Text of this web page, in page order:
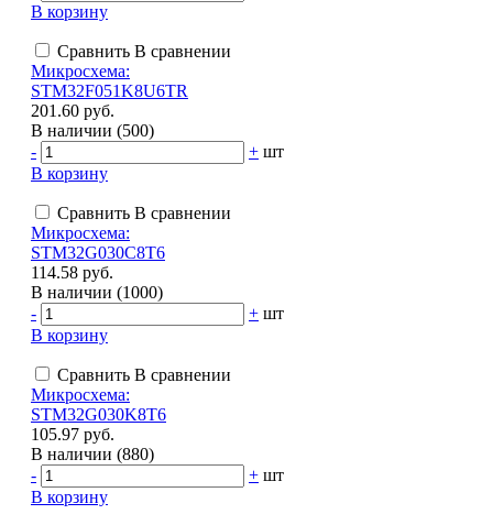
В корзину
Сравнить В сравнении
Микросхема:
STM32F051K8U6TR
201.60 руб.
В наличии (500)
-
+ шт
В корзину
Сравнить В сравнении
Микросхема:
STM32G030C8T6
114.58 руб.
В наличии (1000)
-
+ шт
В корзину
Сравнить В сравнении
Микросхема:
STM32G030K8T6
105.97 руб.
В наличии (880)
-
+ шт
В корзину